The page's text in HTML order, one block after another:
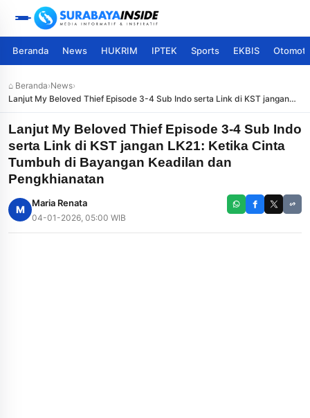
Beranda News HUKRIM IPTEK Sports EKBIS
⌂ Beranda›News›
Lanjut My Beloved Thief Episode 3-4 Sub Indo serta Link di KST jangan
LK21: Ketika Cinta Tumbuh di Bayangan Keadilan dan Pengkhianatan
Lanjut My Beloved Thief Episode 3-4 Sub Indo
serta Link di KST jangan LK21: Ketika Cinta
Tumbuh di Bayangan Keadilan dan
Pengkhianatan
M
Maria Renata
04-01-2026, 05:00 WIB